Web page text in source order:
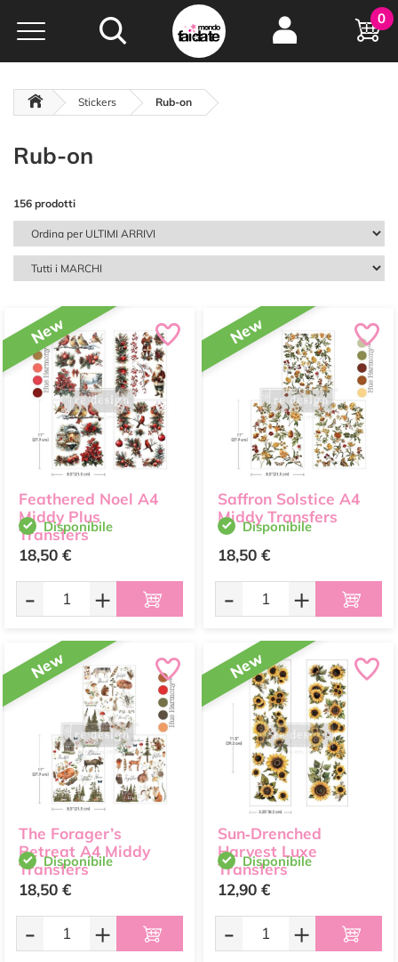
Hobby e
creatività...
0
Stickers Rub-on
Rub-on
156 prodotti
New
Feathered Noel A4
Middy Plus
Transfers
Disponibile
18,50 €
- +
New
Saffron Solstice A4
Middy Transfers
Disponibile
18,50 €
- +
New
The Forager’s
Retreat A4 Middy
Transfers
Disponibile
18,50 €
- +
New
Sun‑Drenched
Harvest Luxe
Transfers
Disponibile
12,90 €
- +